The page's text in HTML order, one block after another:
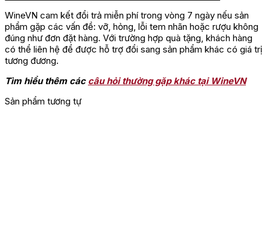
WineVN cam kết đổi trả miễn phí trong vòng 7 ngày nếu sản
phẩm gặp các vấn đề: vỡ, hỏng, lỗi tem nhãn hoặc rượu không
đúng như đơn đặt hàng. Với trường hợp quà tặng, khách hàng
có thể liên hệ để được hỗ trợ đổi sang sản phẩm khác có giá trị
tương đương.
Tìm hiểu thêm các câu hỏi thường gặp khác tại WineVN
Sản phẩm tương tự